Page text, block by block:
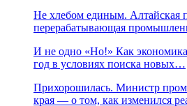
Не хлебом единым. Алтайская
перерабатывающая
И не одно «Но!» Как
год в условиях поиска новых…
Прихорошилась. Министр
края — о том, как изменился